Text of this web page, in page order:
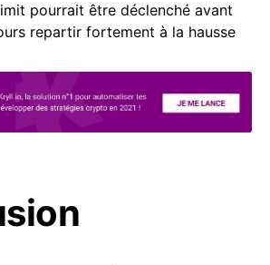
pourrait être déclenché avant
repartir fortement à la hausse